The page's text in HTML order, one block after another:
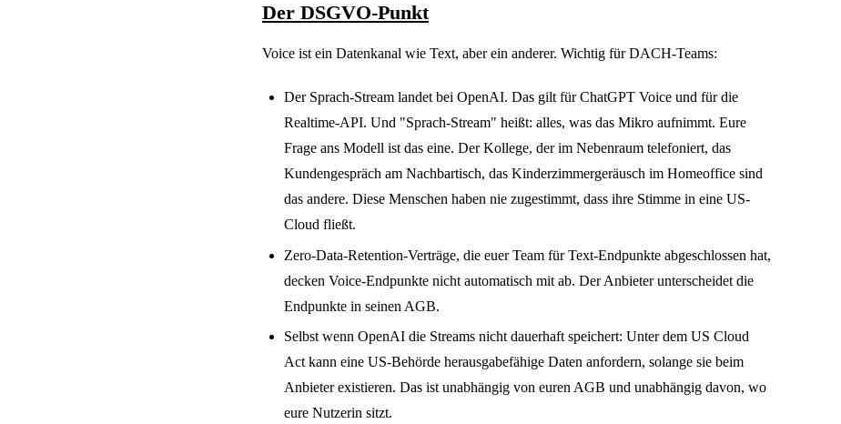
Der DSGVO-Punkt
Voice ist ein Datenkanal wie Text, aber ein anderer. Wichtig für DACH-Teams:
Der Sprach-Stream landet bei OpenAI. Das gilt für ChatGPT Voice und für die
Realtime-API. Und "Sprach-Stream" heißt: alles, was das Mikro aufnimmt. Eure
Frage ans Modell ist das eine. Der Kollege, der im Nebenraum telefoniert, das
Kundengespräch am Nachbartisch, das Kinderzimmergeräusch im Homeoffice sind
das andere. Diese Menschen haben nie zugestimmt, dass ihre Stimme in eine US-
Cloud fließt.
Zero-Data-Retention-Verträge, die euer Team für Text-Endpunkte abgeschlossen hat,
decken Voice-Endpunkte nicht automatisch mit ab. Der Anbieter unterscheidet die
Endpunkte in seinen AGB.
Selbst wenn OpenAI die Streams nicht dauerhaft speichert: Unter dem US Cloud
Act kann eine US-Behörde herausgabefähige Daten anfordern, solange sie beim
Anbieter existieren. Das ist unabhängig von euren AGB und unabhängig davon, wo
eure Nutzerin sitzt.